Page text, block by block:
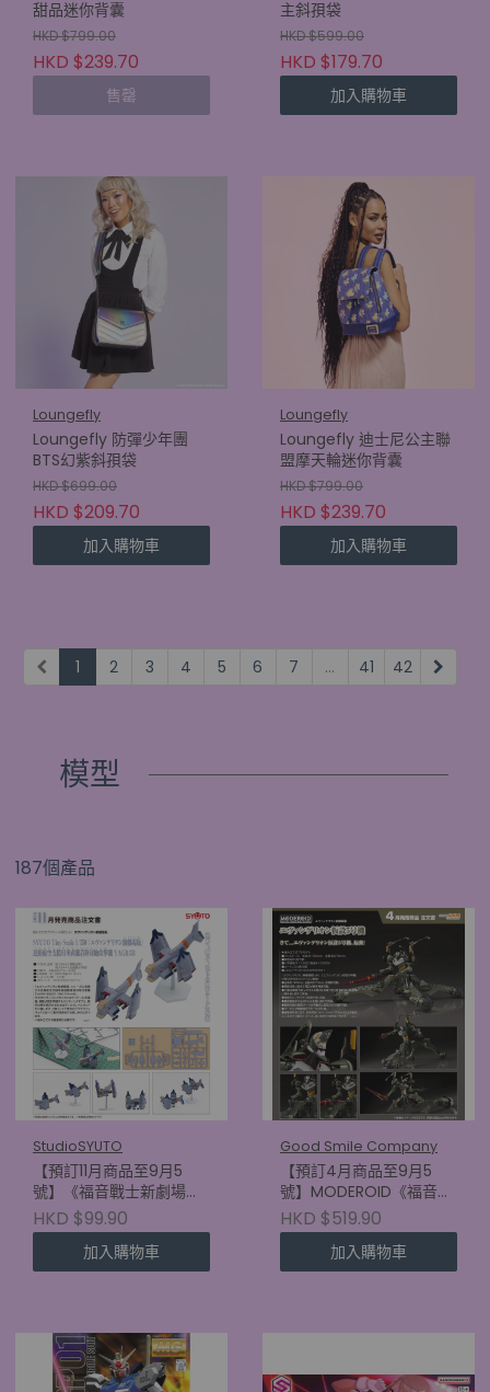
甜品迷你背囊
HKD $799.00
HKD $239.70
售罄
主斜孭袋
HKD $599.00
HKD $179.70
加入購物車
Loungefly
Loungefly 防彈少年團
BTS幻紫斜孭袋
HKD $699.00
HKD $209.70
加入購物車
Loungefly
Loungefly 迪士尼公主聯
盟摩天輪迷你背囊
HKD $799.00
HKD $239.70
加入購物車
1 2 3 4 5 6 7 ... 41 42
模型
187個產品
StudioSYUTO
【預訂11月商品至9月5
號】《福音戰士新劇場
版》SYUTO Tiny Scale
1/350 近距航空支援用垂
直起降對地攻擊機 YAGR-
3B (4580620730717)
HKD $99.90
加入購物車
Good Smile Company
【預訂4月商品至9月5
號】MODEROID《福音戰
士新劇場版》福音戰士臨
時5號機
(4570232590687)
HKD $519.90
加入購物車